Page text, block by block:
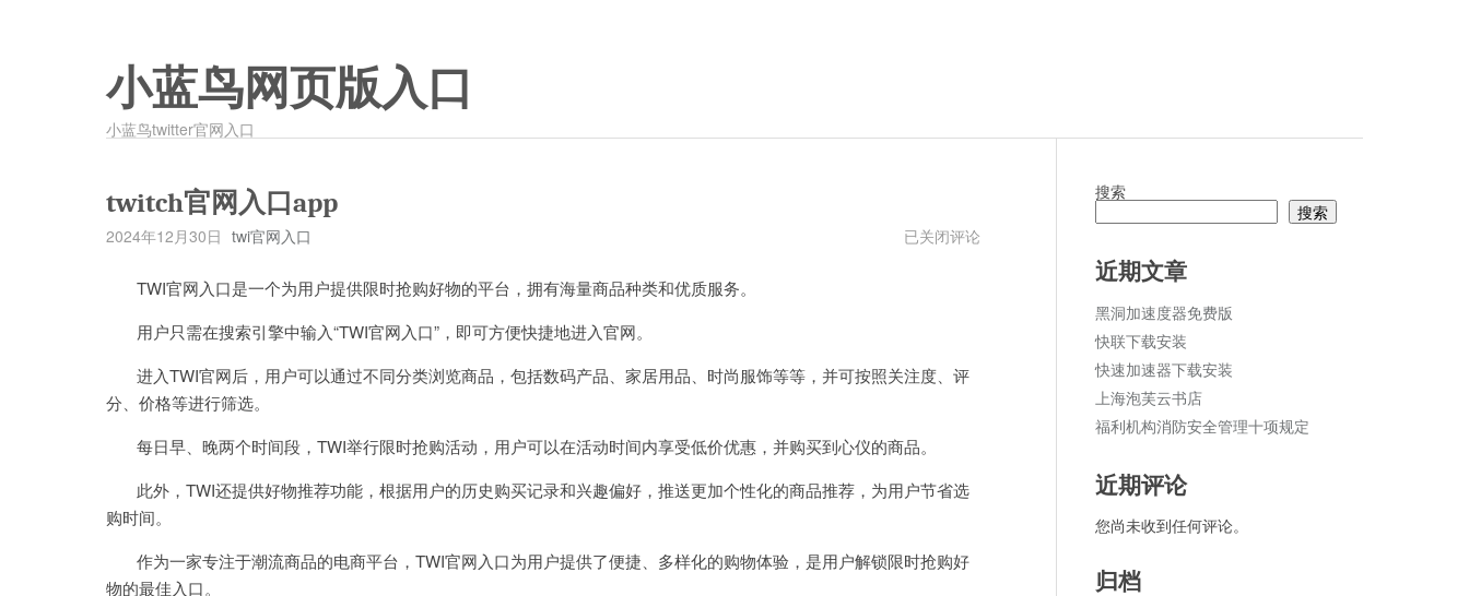
小蓝鸟网页版入口
小蓝鸟twitter官网入口
twitch官网入口app
2024年12月30日 twi官网入口
twitch
已关闭评论
TWI官网入口是一个为用户提供限时抢购好物的平台，拥有海量商品种类和优质服务。
用户只需在搜索引擎中输入“TWI官网入口”，即可方便快捷地进入官网。
进入TWI官网后，用户可以通过不同分类浏览商品，包括数码产品、家居用品、时尚服饰等等，并可按照关注度、评
分、价格等进行筛选。
每日早、晚两个时间段，TWI举行限时抢购活动，用户可以在活动时间内享受低价优惠，并购买到心仪的商品。
此外，TWI还提供好物推荐功能，根据用户的历史购买记录和兴趣偏好，推送更加个性化的商品推荐，为用户节省选
购时间。
作为一家专注于潮流商品的电商平台，TWI官网入口为用户提供了便捷、多样化的购物体验，是用户解锁限时抢购好
物的最佳入口。
搜索
搜索
近期文章
黑洞加速度器免费版
快联下载安装
快速加速器下载安装
上海泡芙云书店
福利机构消防安全管理十项规定
近期评论
您尚未收到任何评论。
归档